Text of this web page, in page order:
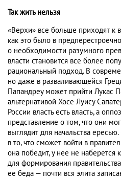
Так жить нельзя
«Верхи» все больше приходят к
как это было в
о необходимости разумного
власти становится все более
рациональный подход. В
но даже в разваливающейся
Папандреу может прийти Лукас
альтернативой Хосе Луису
России власть есть власть, а
представление о том, что они
выглядит для начальства
в то, что сможет войти в
она победит, у нее не
для формирования
ее беда — почти вся элита